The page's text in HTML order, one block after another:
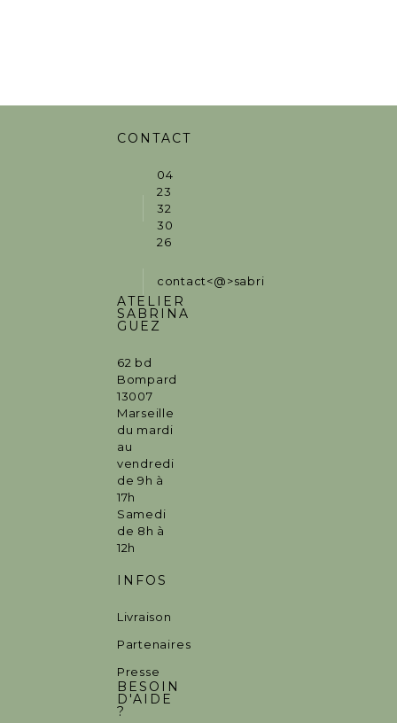
CONTACT
04
23
32
30
26
contact<@>sabrinaguez.fr
ATELIER
SABRINA
GUEZ
62 bd
Bompard
13007
Marseille
du mardi
au
vendredi
de 9h à
17h
Samedi
de 8h à
12h
INFOS
Livraison
Partenaires
Presse
BESOIN
D'AIDE
?